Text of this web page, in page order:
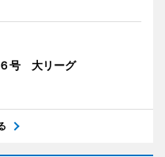
号 大リーグ